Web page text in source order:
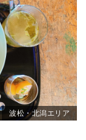
波松・北潟エリア